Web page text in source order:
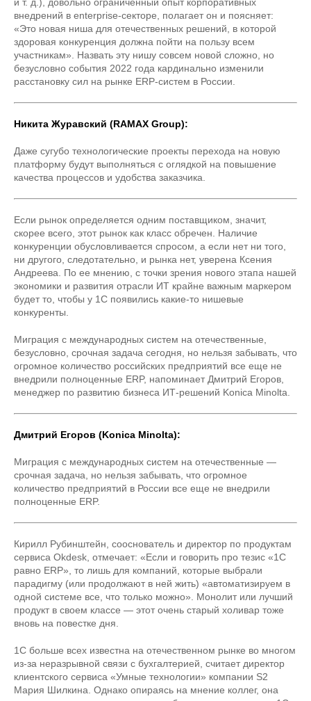
внедрений в enterprise-секторе, полагает он и поясняет:
«Это новая ниша для отечественных решений, в которой
здоровая конкуренция должна пойти на пользу всем
участникам». Назвать эту нишу совсем новой сложно, но
безусловно события 2022 года кардинально изменили
расстановку сил на рынке ERP-систем в России.
Никита Журавский (RAMAX Group):
Даже сугубо технологические проекты перехода на новую
платформу будут выполняться с оглядкой на повышение
качества процессов и удобства заказчика.
Если рынок определяется одним поставщиком, значит,
скорее всего, этот рынок как класс обречен. Наличие
конкуренции обусловливается спросом, а если нет ни того,
ни другого, следотательно, и рынка нет, уверена Ксения
Андреева. По ее мнению, с точки зрения нового этапа нашей
экономики и развития отрасли ИТ крайне важным маркером
будет то, чтобы у 1С появились какие-то нишевые
конкуренты.
Миграция с международных систем на отечественные,
безусловно, срочная задача сегодня, но нельзя забывать, что
огромное количество российских предприятий все еще не
внедрили полноценные ERP, напоминает Дмитрий Егоров,
менеджер по развитию бизнеса ИТ-решений Konica Minolta.
Дмитрий Егоров (Konica Minolta):
Миграция с международных систем на отечественные —
срочная задача, но нельзя забывать, что огромное
количество предприятий в России все еще не внедрили
полноценные ERP.
Кирилл Рубинштейн, сооснователь и директор по продуктам
сервиса Okdesk, отмечает: «Если и говорить про тезис «1С
равно ERP», то лишь для компаний, которые выбрали
парадигму (или продолжают в ней жить) «автоматизируем в
одной системе все, что только можно». Монолит или лучший
продукт в своем классе — этот очень старый холивар тоже
вновь на повестке дня.
1С больше всех известна на отечественном рынке во многом
из-за неразрывной связи с бухгалтерией, считает директор
клиентского сервиса «Умные технологии» компании S2
Мария Шилкина. Однако опираясь на мнение коллег, она